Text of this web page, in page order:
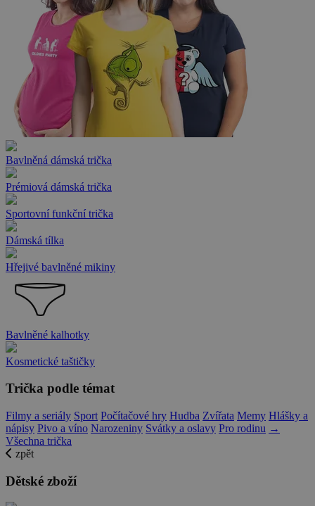
Bavlněná dámská trička
Prémiová dámská trička
Sportovní funkční trička
Dámská tílka
Hřejivé bavlněné mikiny
Bavlněné kalhotky
Kosmetické taštičky
Trička podle témat
Filmy a seriály Sport Počítačové hry Hudba Zvířata Memy Hlášky a
nápisy Pivo a víno Narozeniny Svátky a oslavy Pro rodinu →
Všechna trička
zpět
Dětské zboží